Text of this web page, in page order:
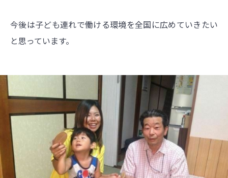
今後は子ども連れで働ける環境を全国に広めていきたい
と思っています。